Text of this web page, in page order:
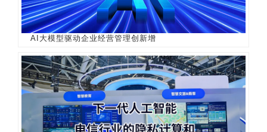
AI大模型驱动企业经营管理创新增